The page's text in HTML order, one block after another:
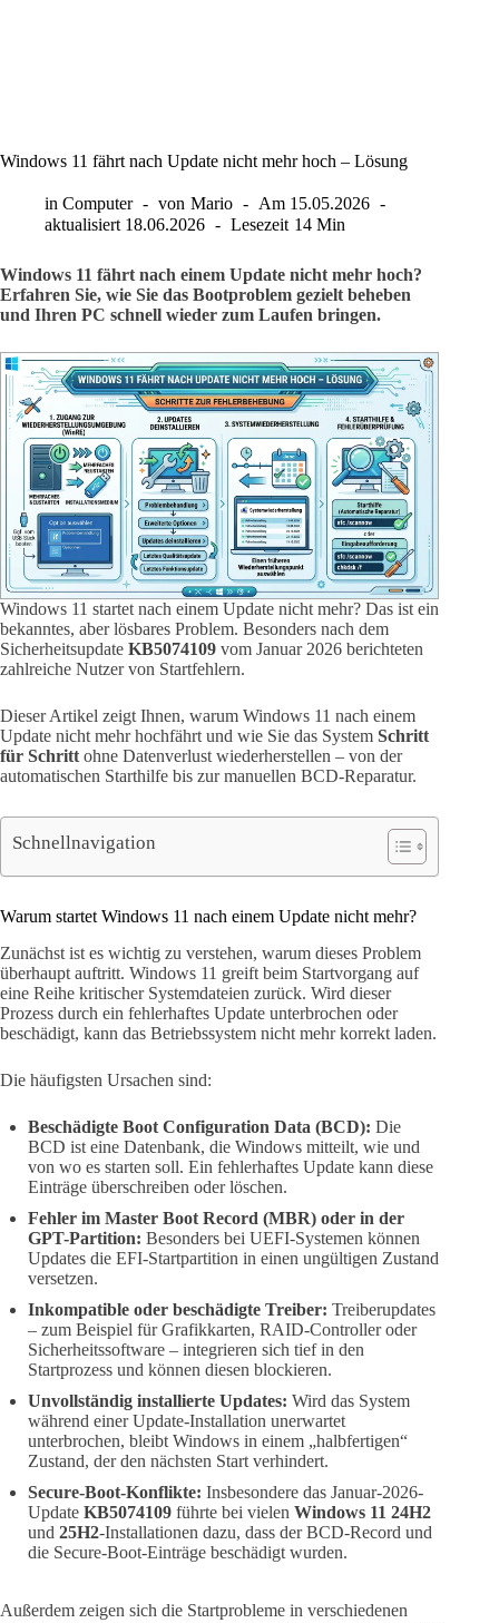
Windows 11 fährt nach Update nicht mehr hoch – Lösung
in Computer von Mario Am 15.05.2026
aktualisiert 18.06.2026 Lesezeit 14 Min
Windows 11 fährt nach einem Update nicht mehr hoch?
Erfahren Sie, wie Sie das Bootproblem gezielt beheben
und Ihren PC schnell wieder zum Laufen bringen.
Windows 11 startet nach einem Update nicht mehr? Das ist ein
bekanntes, aber lösbares Problem. Besonders nach dem
Sicherheitsupdate KB5074109 vom Januar 2026 berichteten
zahlreiche Nutzer von Startfehlern.
Dieser Artikel zeigt Ihnen, warum Windows 11 nach einem
Update nicht mehr hochfährt und wie Sie das System Schritt
für Schritt ohne Datenverlust wiederherstellen – von der
automatischen Starthilfe bis zur manuellen BCD-Reparatur.
Schnellnavigation
Warum startet Windows 11 nach einem Update nicht mehr?
Zunächst ist es wichtig zu verstehen, warum dieses Problem
überhaupt auftritt. Windows 11 greift beim Startvorgang auf
eine Reihe kritischer Systemdateien zurück. Wird dieser
Prozess durch ein fehlerhaftes Update unterbrochen oder
beschädigt, kann das Betriebssystem nicht mehr korrekt laden.
Die häufigsten Ursachen sind:
Beschädigte Boot Configuration Data (BCD): Die
BCD ist eine Datenbank, die Windows mitteilt, wie und
von wo es starten soll. Ein fehlerhaftes Update kann diese
Einträge überschreiben oder löschen.
Fehler im Master Boot Record (MBR) oder in der
GPT-Partition: Besonders bei UEFI-Systemen können
Updates die EFI-Startpartition in einen ungültigen Zustand
versetzen.
Inkompatible oder beschädigte Treiber: Treiberupdates
– zum Beispiel für Grafikkarten, RAID-Controller oder
Sicherheitssoftware – integrieren sich tief in den
Startprozess und können diesen blockieren.
Unvollständig installierte Updates: Wird das System
während einer Update-Installation unerwartet
unterbrochen, bleibt Windows in einem „halbfertigen“
Zustand, der den nächsten Start verhindert.
Secure-Boot-Konflikte: Insbesondere das Januar-2026-
Update KB5074109 führte bei vielen Windows 11 24H2
und 25H2-Installationen dazu, dass der BCD-Record und
die Secure-Boot-Einträge beschädigt wurden.
Außerdem zeigen sich die Startprobleme in verschiedenen